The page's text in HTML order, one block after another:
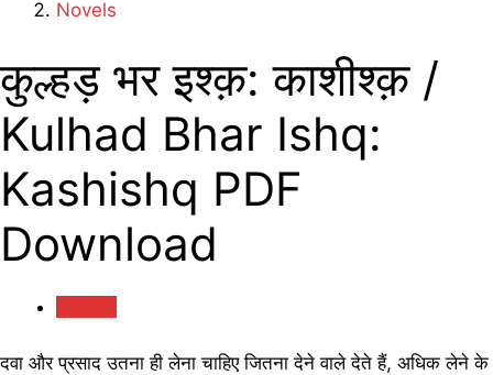
Novels
कुल्हड़ भर इश्क़: काशीश्क़ /
Kulhad Bhar Ishq:
Kashishq PDF
Download
दवा और प्रसाद उतना ही लेना चाहिए जितना देने वाले देते हैं, अधिक लेने के